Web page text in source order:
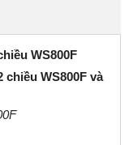
WS800F
WS800F và